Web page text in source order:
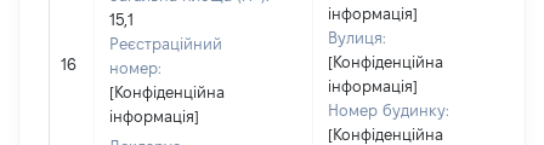
16
15,1
Реєстраційний
номер:
[Конфіденційна
інформація]
інформація]
Вулиця:
[Конфіденційна
інформація]
Номер будинку:
[Конфіденційна